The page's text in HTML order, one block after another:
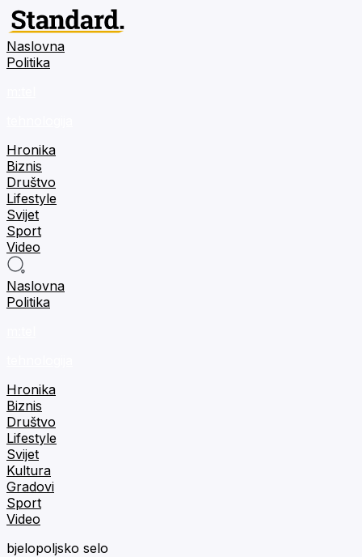
Naslovna
Politika
Hronika
Biznis
Društvo
Lifestyle
Svijet
Sport
Video
Naslovna
Politika
Hronika
Biznis
Društvo
Lifestyle
Svijet
Kultura
Gradovi
Sport
Video
bjelopoljsko selo